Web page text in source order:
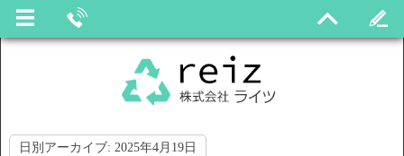
日別アーカイブ: 2025年4月19日